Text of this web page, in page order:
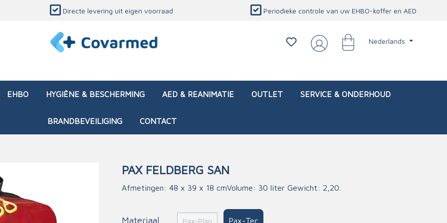
Directe levering uit eigen voorraad Periodieke controle van uw EHBO-koffer en AED
Nederlands
EHBO HYGIËNE & BESCHERMING AED & REANIMATIE OUTLET SERVICE & ONDERHOUD
BRANDBEVEILIGING CONTACT
(leeg) Interventietassen (gevuld) Interventietassen (leeg)
onderhoud
& verbanden
materialen
Huid & wondzorg
Brandwonden - thermisch
Oogletsels
en papierwaren
Divers medisch materiaal
Persoonlijke beschermproducten
Opleidingsmateriaal Service & onderhoud
PAX FELDBERG SAN
Afmetingen: 48 x 39 x 18 cmVolume: 30 liter Gewicht: 2,20.
Materiaal Pax-Plan Pax-Tec